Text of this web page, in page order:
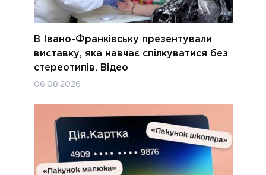
В Івано-Франківську презентували
виставку, яка навчає спілкуватися без
стереотипів. Відео
06.08.2026